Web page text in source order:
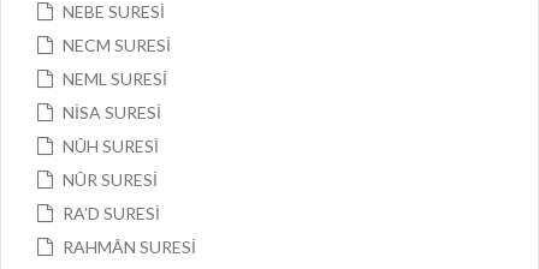
NEBE SURESİ
NECM SURESİ
NEML SURESİ
NİSA SURESİ
NÛH SURESİ
NÛR SURESİ
RA’D SURESİ
RAHMÂN SURESİ